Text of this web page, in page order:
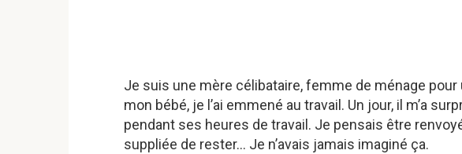
Je suis une mère célibataire, femme de ménage pour
mon bébé, je l’ai emmené au travail. Un jour, il m’a
pendant ses heures de travail. Je pensais être
suppliée de rester… Je n’avais jamais imaginé ça.